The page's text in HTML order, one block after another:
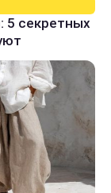
5 секретных